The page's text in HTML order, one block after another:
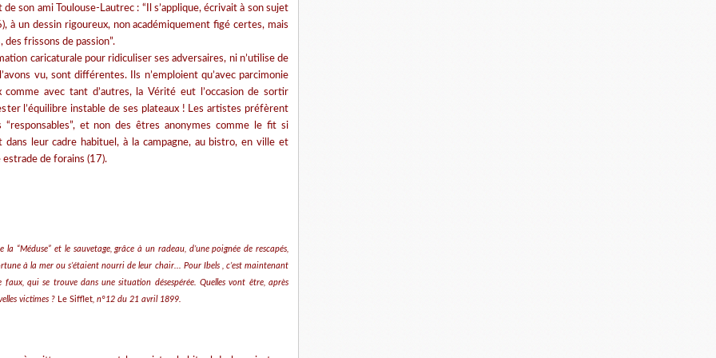
son ami Toulouse-Lautrec : “Il s’applique, écrivait à son sujet
à un dessin rigoureux, non académiquement figé certes, mais
frissons de passion”.
caricaturale pour ridiculiser ses adversaires, ni n’utilise de
vu, sont différentes. Ils n’emploient qu’avec parcimonie
avec tant d’autres, la Vérité eut l’occasion de sortir
l’équilibre instable de ses plateaux ! Les artistes préfèrent
et non des êtres anonymes comme le fit si
leur cadre habituel, à la campagne, au bistro, en ville et
de forains (17).
“Méduse” et le sauvetage, grâce à un radeau, d’une poignée de rescapés,
à la mer ou s’étaient nourri de leur chair... Pour Ibels , c’est maintenant
qui se trouve dans une situation désespérée. Quelles vont être, après
victimes ? Le Sifflet , n°12 du 21 avril 1899.